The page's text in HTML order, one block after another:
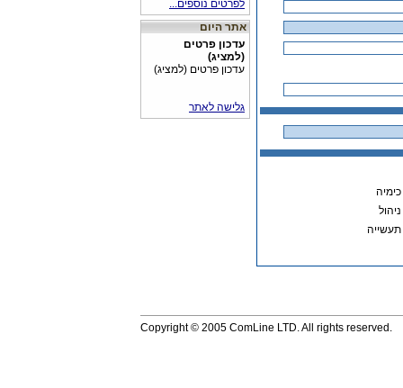
ארוגים, טקסטיל,
פלסטיק ועוד
מנקה סעפת יניקה
בבנזין ודיזל
התוסף vb25 באריזה
החדשה
לפרטים נוספים...
עדכון פרטים
(למציג)
עדכון פרטים (למציג)
גלישה לאתר
כימיה
ניהול
תעשייה
Copyright © 2005 ComLine LTD. All rights reserved.